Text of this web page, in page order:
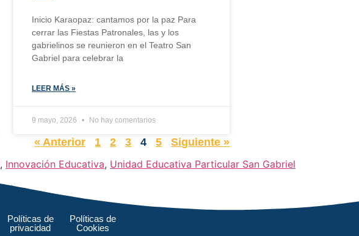
Inicio Karaopaz: cantamos por la paz Para
cerrar las Fiestas Patronales, las y los
gabrielinos se reunieron en el Teatro San
Gabriel para celebrar la
LEER MÁS »
9 mayo, 2026 No hay comentarios
« Anterior 1 2 3 4 5
Siguiente »
, Innovación Educativa, Unidad Educativa Particular San Gabriel
Políticas de
privacidad
Políticas de
Cookies